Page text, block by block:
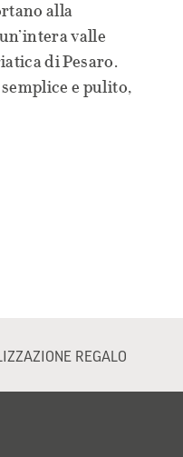
alla
valle
di Pesaro.
e pulito,
REGALO